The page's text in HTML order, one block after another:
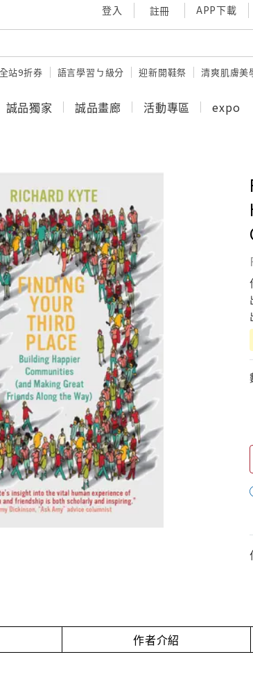
登入 註冊 APP下載
站9折券 語言學習ㄅ級分 迎新開鞋祭 清爽肌膚美
誠品獨家 誠品畫廊 活動專區 expo
作者介紹